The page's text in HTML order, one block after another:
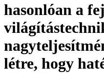
hasonlóan a
létre, hogy